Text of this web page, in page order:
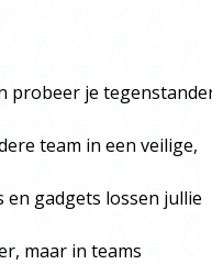
probeer je
team in een veilige,
en gadgets lossen jullie
maar in teams